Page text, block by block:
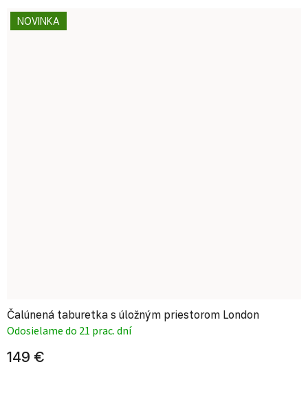
NOVINKA
Čalúnená taburetka s úložným priestorom London
Odosielame do 21 prac. dní
149 €